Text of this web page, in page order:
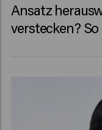
Ansatz
verstecken?